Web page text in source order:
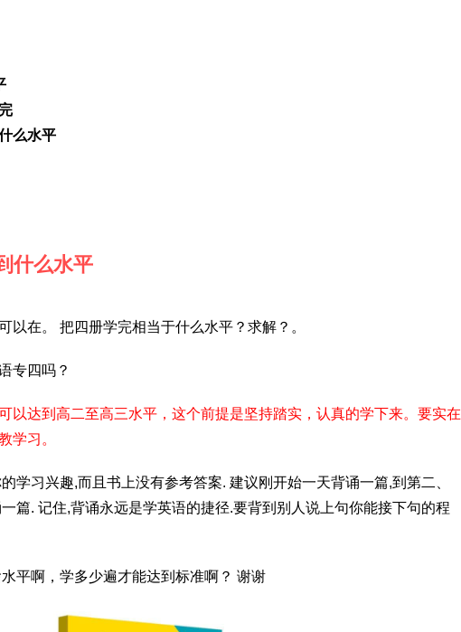
么水平
什么水平
以在。 把四册学完相当于什么水平？求解？。
专四吗？
以达到高二至高三水平，这个前提是坚持踏实，认真的学下来。要实在
学习。
学习兴趣,而且书上没有参考答案. 建议刚开始一天背诵一篇,到第二、
篇. 记住,背诵永远是学英语的捷径.要背到别人说上句你能接下句的程
平啊，学多少遍才能达到标准啊？ 谢谢